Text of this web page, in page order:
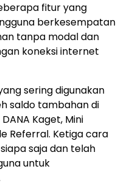
fitur yang
berkesempatan
tanpa modal dan
koneksi internet
sering digunakan
saldo tambahan di
Kaget, Mini
Referral. Ketiga cara
saja dan telah
untuk